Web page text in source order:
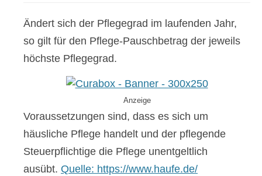
Ändert sich der Pflegegrad im laufenden Jahr,
so gilt für den Pflege-Pauschbetrag der jeweils
höchste Pflegegrad.
Anzeige
Voraussetzungen sind, dass es sich um
häusliche Pflege handelt und der pflegende
Steuerpflichtige die Pflege unentgeltlich
ausübt. Quelle: https://www.haufe.de/